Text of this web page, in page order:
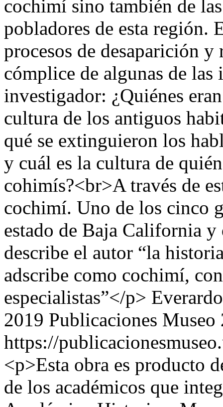
cochimí sino también de
pobladores de esta región.
procesos de desaparición
cómplice de algunas de las
investigador: ¿Quiénes
cultura de los antiguos
qué se extinguieron los
y cuál es la cultura de
cohimís?<br>A través de
cochimí. Uno de los cinco
estado de Baja California
describe el autor “la
adscribe como cochimí,
especialistas”</p>
2019 Publicaciones Museo
https://
<p>Esta obra es producto
de los académicos que